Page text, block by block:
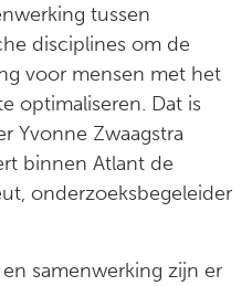
tussen
disciplines om de
voor mensen met het
optimaliseren. Dat is
Yvonne Zwaagstra
binnen Atlant de
onderzoeksbegeleider
samenwerking zijn er